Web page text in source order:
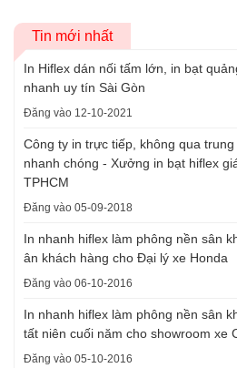
Tin mới nhất
In Hiflex dán nối tấm lớn, in bạt
nhanh uy tín Sài Gòn
Đăng vào 12-10-2021
Công ty in trực tiếp, không qua trung
nhanh chóng - Xưởng in bạt hiflex
TPHCM
Đăng vào 05-09-2018
In nhanh hiflex làm phông nền sân
ân khách hàng cho Đại lý xe Honda
Đăng vào 06-10-2016
In nhanh hiflex làm phông nền sân
tất niên cuối năm cho showroom xe
Đăng vào 05-10-2016